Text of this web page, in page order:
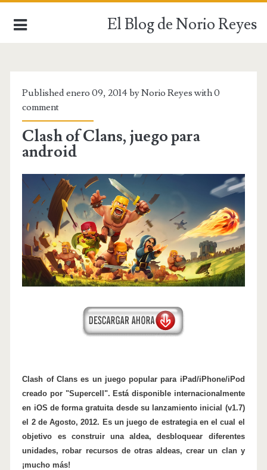
El Blog de Norio Reyes
Published enero 09, 2014 by Norio Reyes with0
comment
Clash of Clans, juego para
android
Clash of Clans es un juego popular para iPad/iPhone/iPod
creado por "Supercell". Está disponible internacionalmente
en iOS de forma gratuita desde su lanzamiento inicial (v1.7)
el 2 de Agosto, 2012. Es un juego de estrategia en el cual el
objetivo es construir una aldea, desbloquear diferentes
unidades, robar recursos de otras aldeas, crear un clan y
¡mucho más!